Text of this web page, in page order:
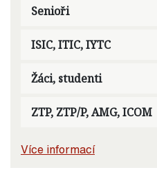
Senioři
ISIC, ITIC, IYTC
Žáci, studenti
ZTP, ZTP/P, AMG, ICOM
Více informací